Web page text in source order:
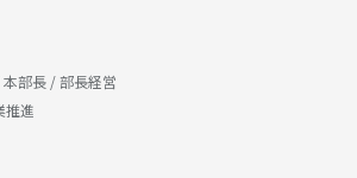
転職活動支援
トリー手続の代行
職活動に有益と弊社が判断する一
正・改善します。
いただく苦情および相談に対して真
の内容を検討し、継続的に個人情
図ります。
部長 / 部長経営
推進